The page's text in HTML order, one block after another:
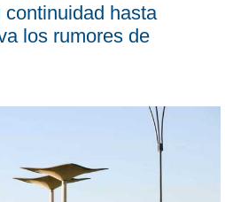
hasta
los rumores de